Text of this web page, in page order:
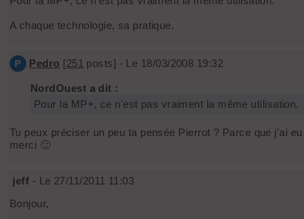
A chaque technologie, sa pratique.
P Pedro [251 posts] - Le 18/03/2008 19:32
NordOuest a dit :
Pour la MP+, ce n'est pas vraiment la même utilisation.
Tu peux préciser un peu ta pensée Pierrot ? Parce que j'ai
merci 🙂
jeff - Le 27/11/2011 11:03
Bonjour,